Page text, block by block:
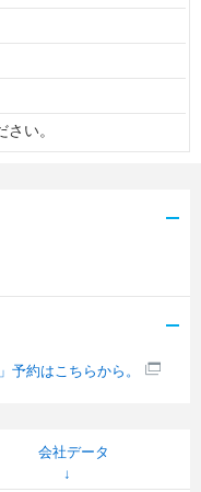
い。
予約はこちらから。
会社データ